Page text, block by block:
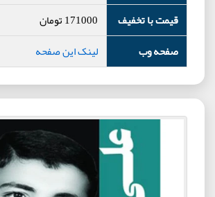
قیمت با تخفیف
171000تومان
صفحه وب
لینک این صفحه